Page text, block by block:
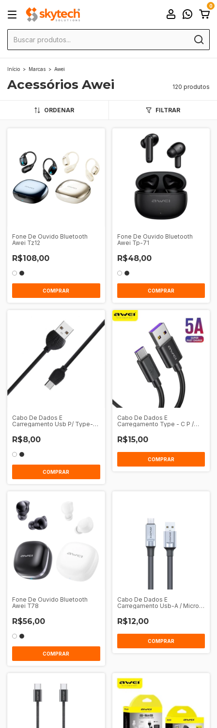
0
Início > Marcas > Awei
Acessórios Awei 120 produtos
ORDENAR FILTRAR
Fone De Ouvido Bluetooth
Awei Tz12
R$108,00
COMPRAR
Fone De Ouvido Bluetooth
Awei Tp-71
R$48,00
COMPRAR
Cabo De Dados E
Carregamento Usb P/ Type-C
R$8,00
COMPRAR
Cabo De Dados E
Carregamento Type - C P /
R$15,00
COMPRAR
Fone De Ouvido Bluetooth
Awei T78
R$56,00
COMPRAR
Cabo De Dados E
Carregamento Usb-A / Micro
R$12,00
COMPRAR